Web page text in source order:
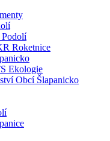
Roketnice
Ekologie
Obcí Šlapanicko